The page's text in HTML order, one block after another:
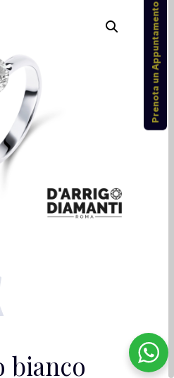
bianco
Prenota un Appuntamento